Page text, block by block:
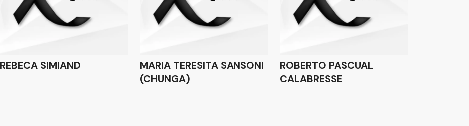
REBECA SIMIAND
MARIA TERESITA SANSONI
(CHUNGA)
ROBERTO PASCUAL
CALABRESSE